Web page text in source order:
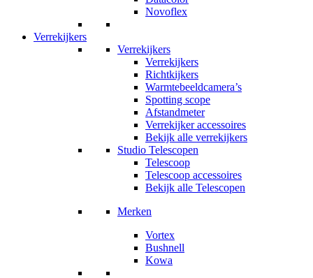
Novoflex
Verrekijkers
Verrekijkers
Verrekijkers
Richtkijkers
Warmtebeeldcamera’s
Spotting scope
Afstandmeter
Verrekijker accessoires
Bekijk alle verrekijkers
Studio Telescopen
Telescoop
Telescoop accessoires
Bekijk alle Telescopen
Merken
Vortex
Bushnell
Kowa